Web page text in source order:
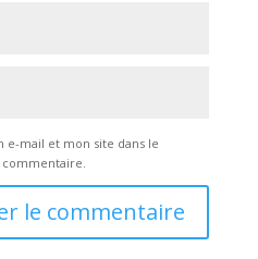
e-mail et mon site dans le